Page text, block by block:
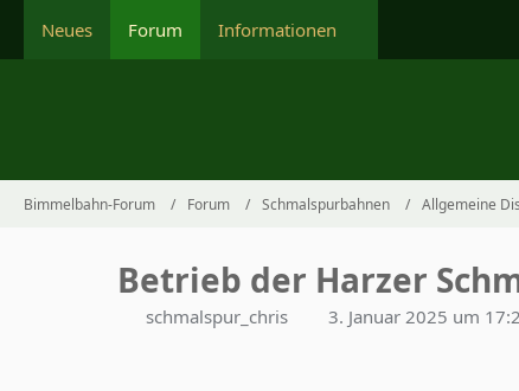
Neues Forum Informationen
Bimmelbahn-Forum Forum Schmalspurbahnen Allgemeine
Betrieb der Harzer
schmalspur_chris 3. Januar 2025 um